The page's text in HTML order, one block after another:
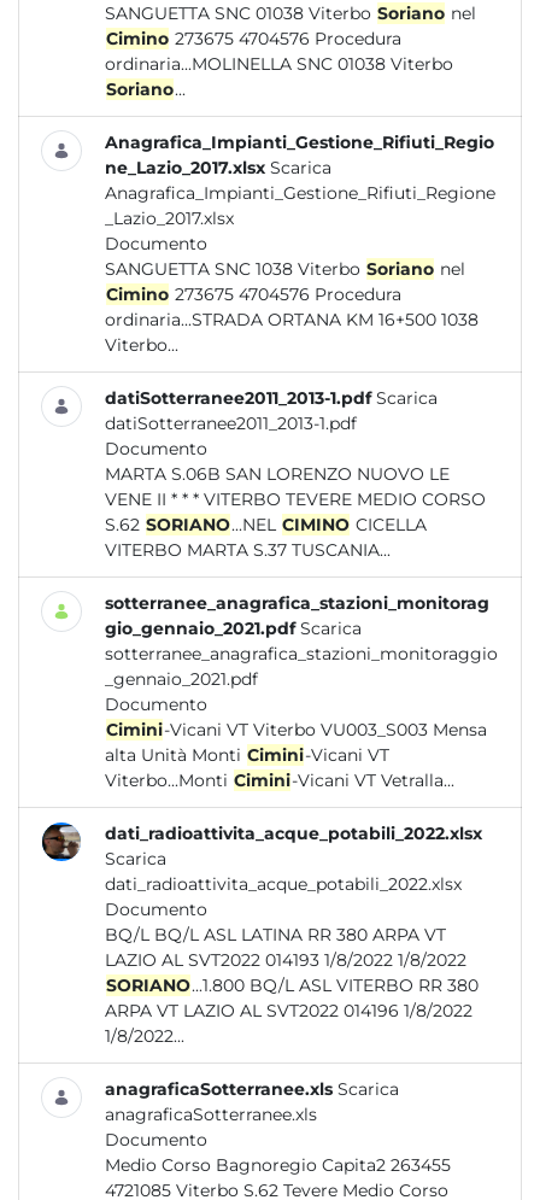
SANGUETTA SNC 01038 Viterbo Soriano nel
Cimino 273675 4704576 Procedura
ordinaria...MOLINELLA SNC 01038 Viterbo
Soriano...
Anagrafica_Impianti_Gestione_Rifiuti_Regio
ne_Lazio_2017.xlsx Scarica
Anagrafica_Impianti_Gestione_Rifiuti_Regione
_Lazio_2017.xlsx
Documento
SANGUETTA SNC 1038 Viterbo Soriano nel
Cimino 273675 4704576 Procedura
ordinaria...STRADA ORTANA KM 16+500 1038
Viterbo...
datiSotterranee2011_2013-1.pdf Scarica
datiSotterranee2011_2013-1.pdf
Documento
MARTA S.06B SAN LORENZO NUOVO LE
VENE II * * * VITERBO TEVERE MEDIO CORSO
S.62 SORIANO...NEL CIMINO CICELLA
VITERBO MARTA S.37 TUSCANIA...
sotterranee_anagrafica_stazioni_monitorag
gio_gennaio_2021.pdf Scarica
sotterranee_anagrafica_stazioni_monitoraggio
_gennaio_2021.pdf
Documento
Cimini-Vicani VT Viterbo VU003_S003 Mensa
alta Unità Monti Cimini-Vicani VT
Viterbo...Monti Cimini-Vicani VT Vetralla...
dati_radioattivita_acque_potabili_2022.xlsx
Scarica
dati_radioattivita_acque_potabili_2022.xlsx
Documento
BQ/L BQ/L ASL LATINA RR 380 ARPA VT
LAZIO AL SVT2022 014193 1/8/2022 1/8/2022
SORIANO...1.800 BQ/L ASL VITERBO RR 380
ARPA VT LAZIO AL SVT2022 014196 1/8/2022
1/8/2022...
anagraficaSotterranee.xls Scarica
anagraficaSotterranee.xls
Documento
Medio Corso Bagnoregio Capita2 263455
4721085 Viterbo S.62 Tevere Medio Corso